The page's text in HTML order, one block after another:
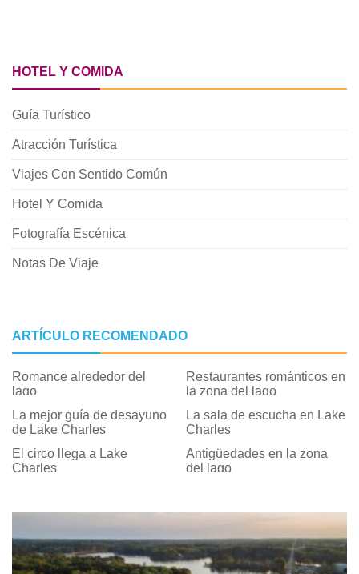
HOTEL Y COMIDA
Guía Turístico
Atracción Turística
Viajes Con Sentido Común
Hotel Y Comida
Fotografía Escénica
Notas De Viaje
ARTÍCULO RECOMENDADO
Romance alrededor del
lago
Restaurantes románticos en
la zona del lago
La mejor guía de desayuno
de Lake Charles
La sala de escucha en Lake
Charles
El circo llega a Lake
Charles
Antigüedades en la zona
del lago